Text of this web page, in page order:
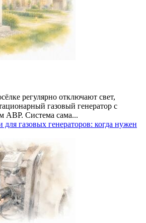
регулярно отключают свет,
газовый генератор с
АВР. Система сама...
газовых генераторов: когда нужен